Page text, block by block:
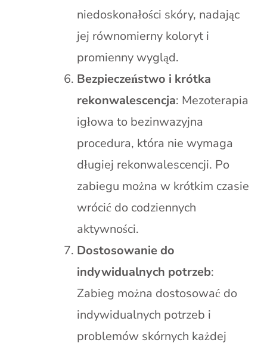
niedoskonałości skóry, nadając
jej równomierny koloryt i
promienny wygląd.
Bezpieczeństwo i krótka
rekonwalescencja: Mezoterapia
igłowa to bezinwazyjna
procedura, która nie wymaga
długiej rekonwalescencji. Po
zabiegu można w krótkim czasie
wrócić do codziennych
aktywności.
Dostosowanie do
indywidualnych potrzeb:
Zabieg można dostosować do
indywidualnych potrzeb i
problemów skórnych każdej